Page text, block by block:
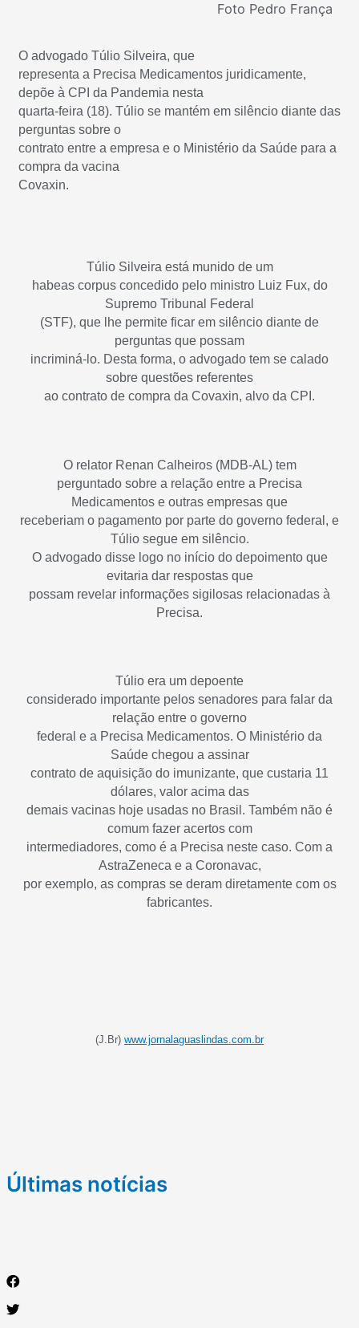
Foto Pedro França
O advogado Túlio Silveira, que
representa a Precisa Medicamentos juridicamente,
depõe à CPI da Pandemia nesta
quarta-feira (18). Túlio se mantém em silêncio diante das
perguntas sobre o
contrato entre a empresa e o Ministério da Saúde para a
compra da vacina
Covaxin.
Túlio Silveira está munido de um
habeas corpus concedido pelo ministro Luiz Fux, do
Supremo Tribunal Federal
(STF), que lhe permite ficar em silêncio diante de
perguntas que possam
incriminá-lo. Desta forma, o advogado tem se calado
sobre questões referentes
ao contrato de compra da Covaxin, alvo da CPI.
O relator Renan Calheiros (MDB-AL) tem
perguntado sobre a relação entre a Precisa
Medicamentos e outras empresas que
receberiam o pagamento por parte do governo federal, e
Túlio segue em silêncio.
O advogado disse logo no início do depoimento que
evitaria dar respostas que
possam revelar informações sigilosas relacionadas à
Precisa.
Túlio era um depoente
considerado importante pelos senadores para falar da
relação entre o governo
federal e a Precisa Medicamentos. O Ministério da
Saúde chegou a assinar
contrato de aquisição do imunizante, que custaria 11
dólares, valor acima das
demais vacinas hoje usadas no Brasil. Também não é
comum fazer acertos com
intermediadores, como é a Precisa neste caso. Com a
AstraZeneca e a Coronavac,
por exemplo, as compras se deram diretamente com os
fabricantes.
(J.Br) www.jornalaguaslindas.com.br
Últimas notícias